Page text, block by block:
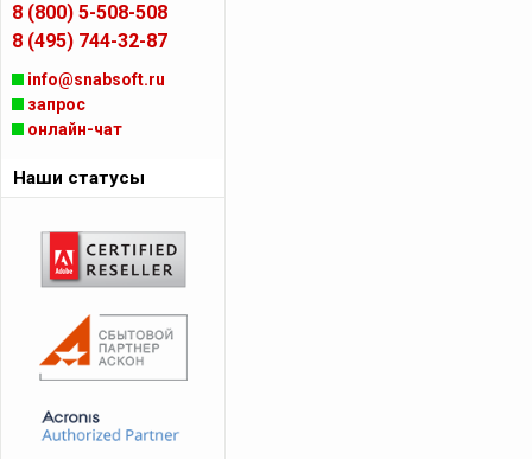
8 (800) 5-508-508
8 (495) 744-32-87
info@snabsoft.ru
запрос
онлайн-чат
Наши статусы